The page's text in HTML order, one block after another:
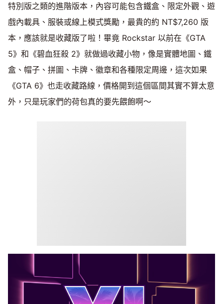
特別版之類的進階版本，內容可能包含鐵盒、限定外觀、遊
戲內載具、服裝或線上模式獎勵，最貴的約 NT$7,260 版
本，應該就是收藏版了啦！畢竟 Rockstar 以前在《GTA
5》和《碧血狂殺 2》就做過收藏小物，像是實體地圖、鐵
盒、帽子、拼圖、卡牌、徽章和各種限定周邊，這次如果
《GTA 6》也走收藏路線，價格開到這個區間其實不算太意
外，只是玩家們的荷包真的要先餵飽啊～